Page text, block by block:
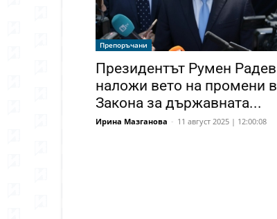
Препоръчани
Президентът Румен Радев
наложи вето на промени в
Закона за държавната...
Ирина Мазганова - 11 август 2025 | 12:00:08